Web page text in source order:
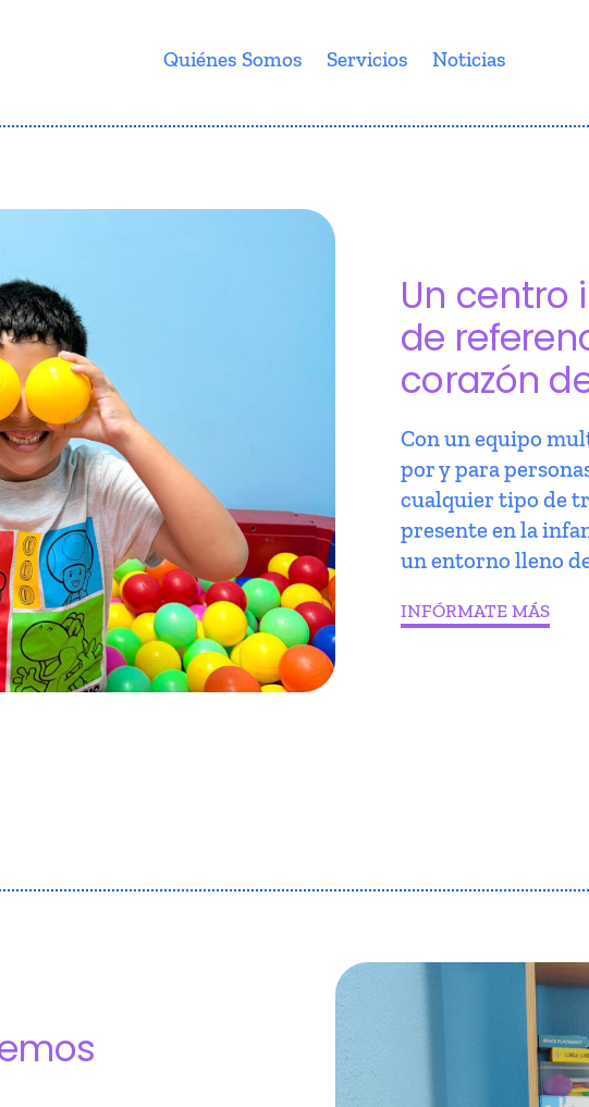
Quiénes Somos Servicios Noticias
Un centro
de
corazón
Con un equipo
por y para
cualquier tipo de
presente en la
un entorno lleno
INFÓRMATE MÁS